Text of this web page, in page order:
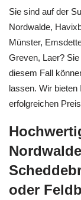
Sie sind auf der
Nordwalde,
Münster,
Greven, Laer?
diesem Fall
lassen. Wir
erfolgreichen
oder